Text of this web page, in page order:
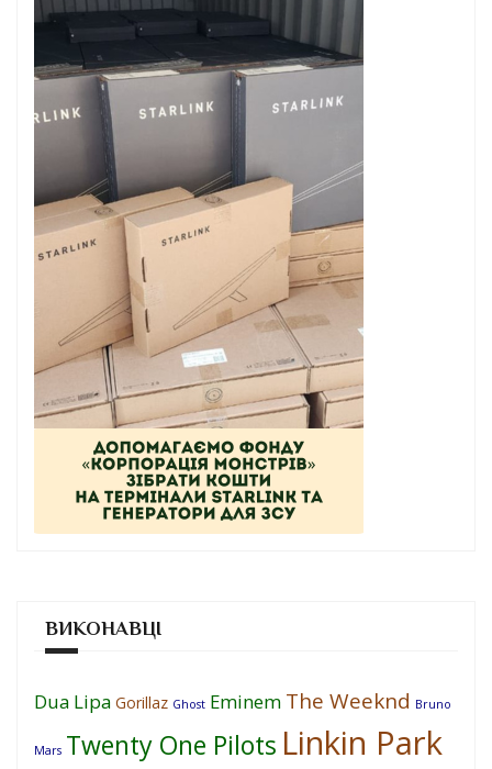
ВИКОНАВЦІ
Dua Lipa Gorillaz Ghost Eminem The Weeknd Bruno
Mars Twenty One Pilots Linkin Park